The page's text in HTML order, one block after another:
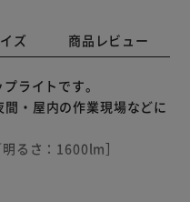
ズ 商品レビュー
ライトです。
・屋内の作業現場などに
るさ：1600lm］